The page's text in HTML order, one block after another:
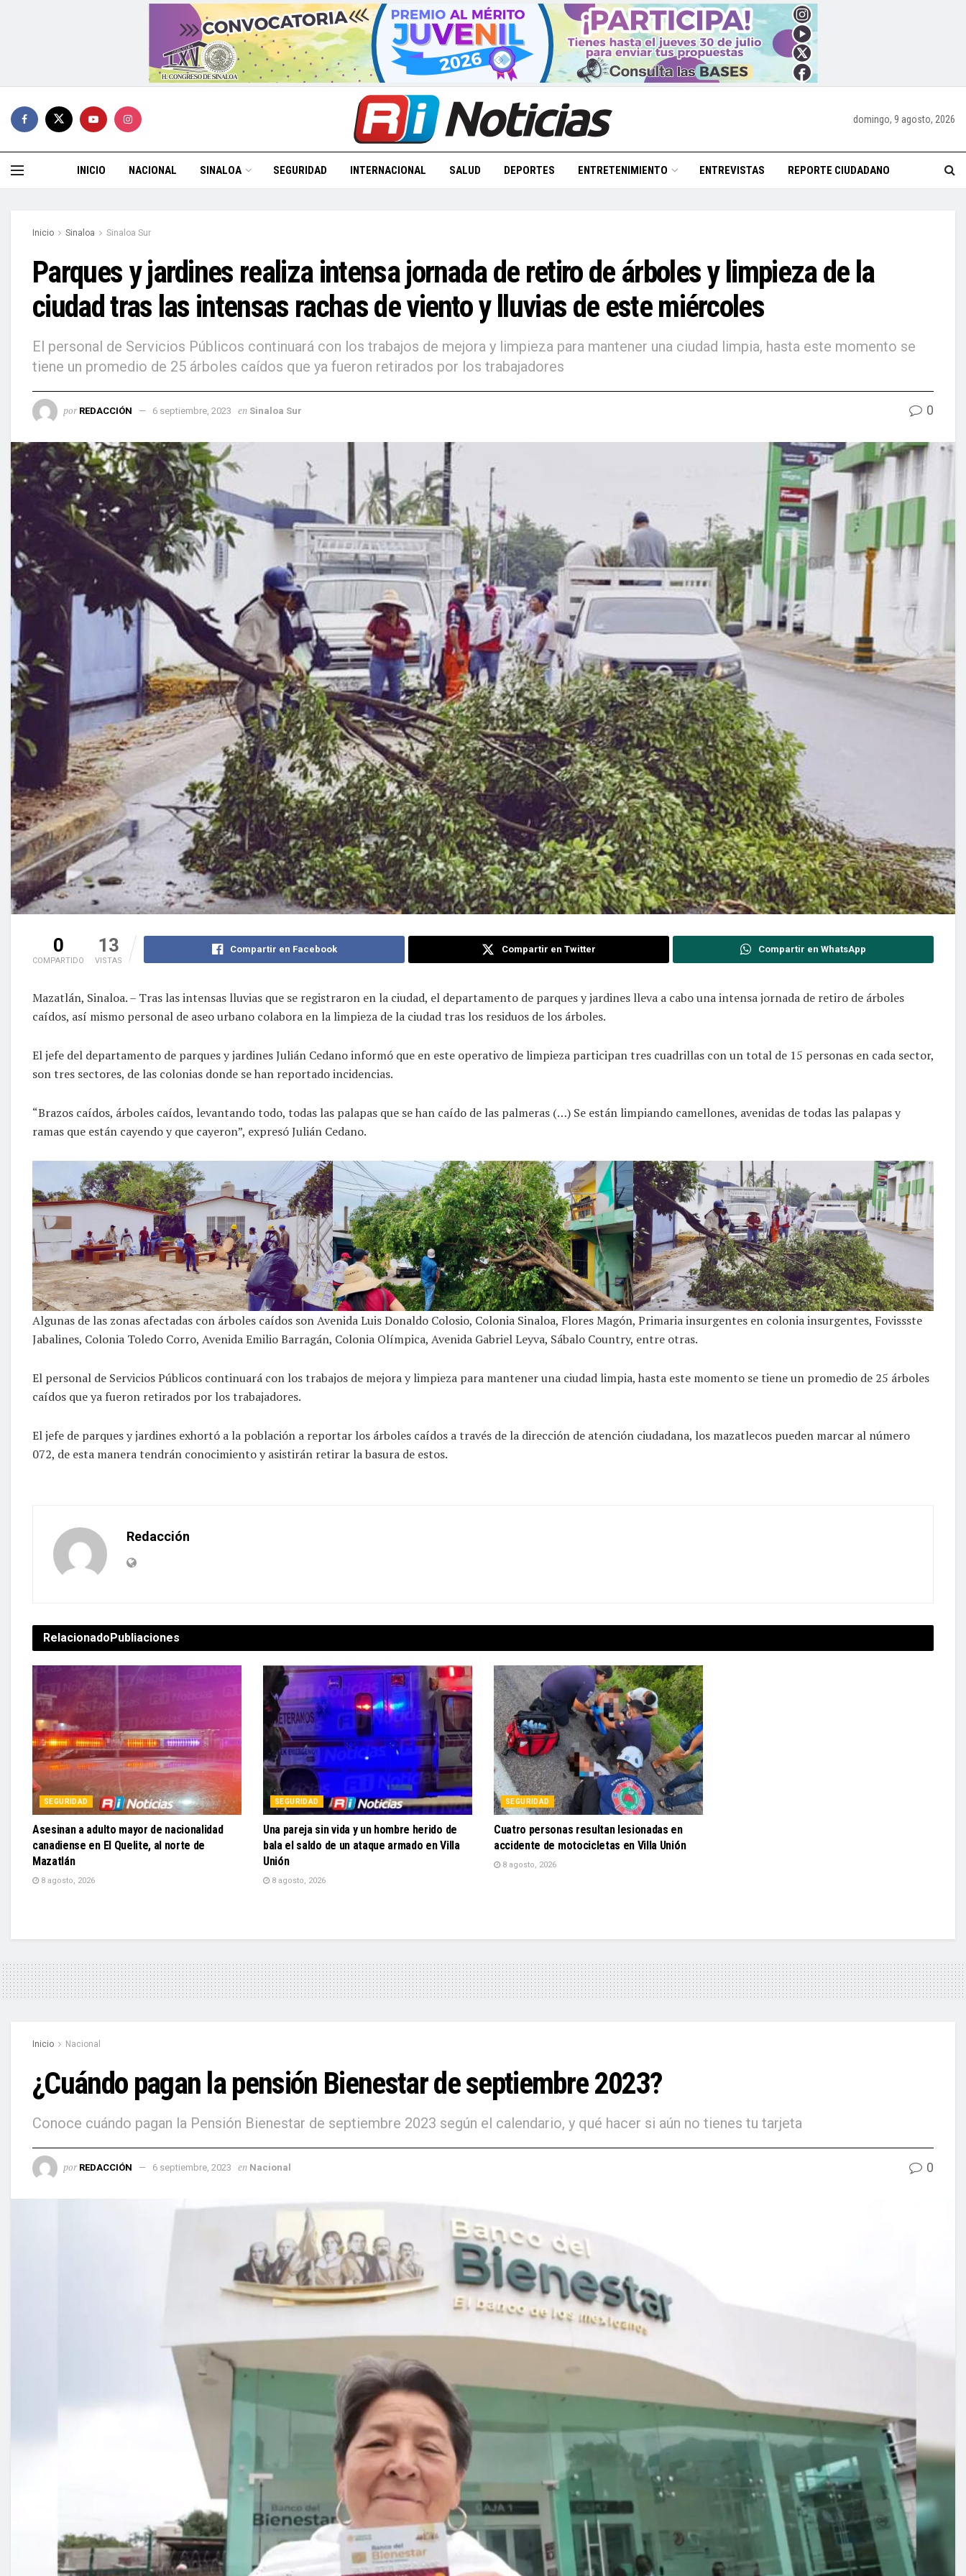
domingo, 9 agosto, 2026
INICIO NACIONAL SINALOA SEGURIDAD INTERNACIONAL SALUD DEPORTES ENTRETENIMIENTO ENTREVISTAS REPORTE CIUDADANO
Inicio Sinaloa Sinaloa Sur
Parques y jardines realiza intensa jornada de retiro de árboles y limpieza de la
ciudad tras las intensas rachas de viento y lluvias de este miércoles
El personal de Servicios Públicos continuará con los trabajos de mejora y limpieza para mantener una ciudad limpia, hasta este momento se
tiene un promedio de 25 árboles caídos que ya fueron retirados por los trabajadores
por REDACCIÓN 6 septiembre, 2023 en Sinaloa Sur 0
0
COMPARTIDO
13
VISTAS
Compartir en Facebook Compartir en Twitter Compartir en WhatsApp
Mazatlán, Sinaloa. – Tras las intensas lluvias que se registraron en la ciudad, el departamento de parques y jardines lleva a cabo una intensa jornada de retiro de árboles
caídos, así mismo personal de aseo urbano colabora en la limpieza de la ciudad tras los residuos de los árboles.
El jefe del departamento de parques y jardines Julián Cedano informó que en este operativo de limpieza participan tres cuadrillas con un total de 15 personas en cada sector,
son tres sectores, de las colonias donde se han reportado incidencias.
“Brazos caídos, árboles caídos, levantando todo, todas las palapas que se han caído de las palmeras (…) Se están limpiando camellones, avenidas de todas las palapas y
ramas que están cayendo y que cayeron”, expresó Julián Cedano.
Algunas de las zonas afectadas con árboles caídos son Avenida Luis Donaldo Colosio, Colonia Sinaloa, Flores Magón, Primaria insurgentes en colonia insurgentes, Fovissste
Jabalines, Colonia Toledo Corro, Avenida Emilio Barragán, Colonia Olímpica, Avenida Gabriel Leyva, Sábalo Country, entre otras.
El personal de Servicios Públicos continuará con los trabajos de mejora y limpieza para mantener una ciudad limpia, hasta este momento se tiene un promedio de 25 árboles
caídos que ya fueron retirados por los trabajadores.
El jefe de parques y jardines exhortó a la población a reportar los árboles caídos a través de la dirección de atención ciudadana, los mazatlecos pueden marcar al número
072, de esta manera tendrán conocimiento y asistirán retirar la basura de estos.
Redacción
Relacionado Publiaciones
SEGURIDAD
Asesinan a adulto mayor de nacionalidad
canadiense en El Quelite, al norte de
Mazatlán
8 agosto, 2026
SEGURIDAD
Una pareja sin vida y un hombre herido de
bala el saldo de un ataque armado en Villa
Unión
8 agosto, 2026
SEGURIDAD
Cuatro personas resultan lesionadas en
accidente de motocicletas en Villa Unión
8 agosto, 2026
Inicio Nacional
¿Cuándo pagan la pensión Bienestar de septiembre 2023?
Conoce cuándo pagan la Pensión Bienestar de septiembre 2023 según el calendario, y qué hacer si aún no tienes tu tarjeta
por REDACCIÓN 6 septiembre, 2023 en Nacional 0